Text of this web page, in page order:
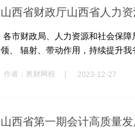
各市财政局、人力资源和社会保
领、 辐射、带动作用，持续提升我
作者： 奥财网校 | 2023-12-27
山西省第一期会计高质量